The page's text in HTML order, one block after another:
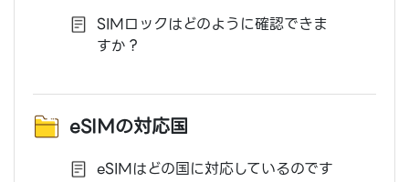
SIMロックはどのように確認できま
すか？
eSIMの対応国
eSIMはどの国に対応しているのです